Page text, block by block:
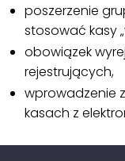
poszerzenie
stosować kasy
obowiązek
rejestrujących,
wprowadzenie
kasach z